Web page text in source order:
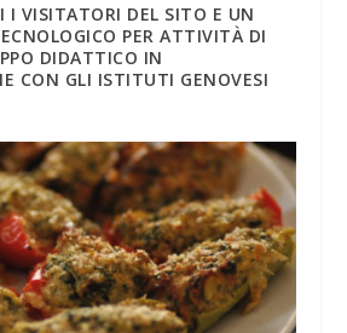
I VISITATORI DEL SITO E UN
PER ATTIVITÀ DI
DIDATTICO IN
CON GLI ISTITUTI GENOVESI